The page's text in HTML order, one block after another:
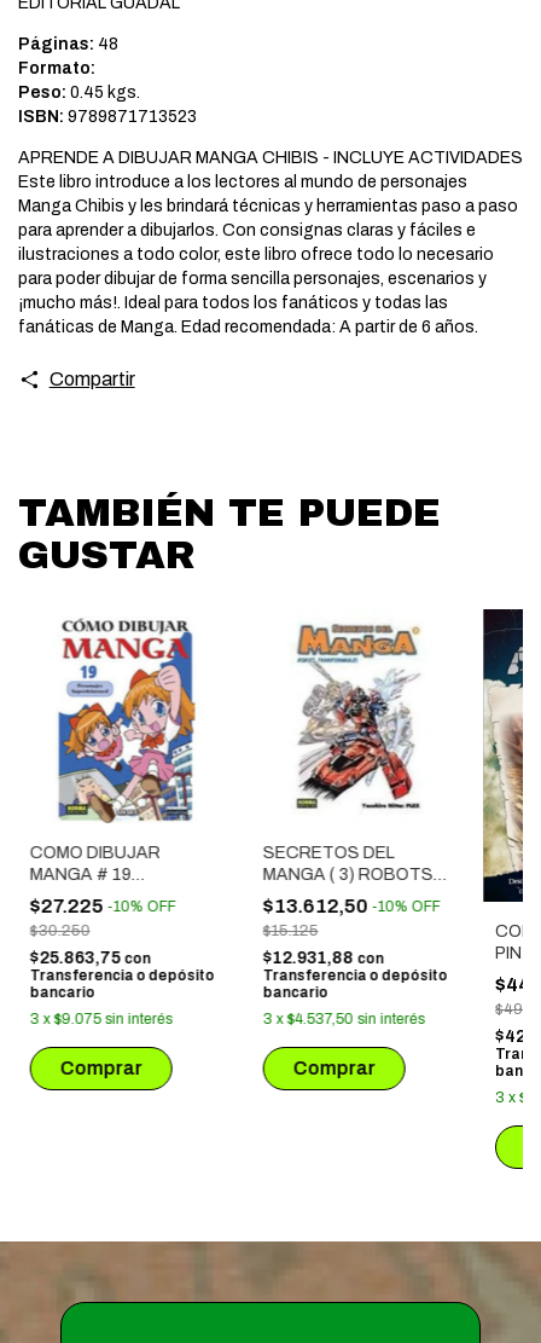
Páginas: 48
Formato:
Peso: 0.45 kgs.
ISBN: 9789871713523
APRENDE A DIBUJAR MANGA CHIBIS - INCLUYE ACTIVIDADES
Este libro introduce a los lectores al mundo de personajes
Manga Chibis y les brindará técnicas y herramientas paso a paso
para aprender a dibujarlos. Con consignas claras y fáciles e
ilustraciones a todo color, este libro ofrece todo lo necesario
para poder dibujar de forma sencilla personajes, escenarios y
¡mucho más!. Ideal para todos los fanáticos y todas las
fanáticas de Manga. Edad recomendada: A partir de 6 años.
Compartir
TAMBIÉN TE PUEDE
GUSTAR
COMO DIBUJAR
MANGA # 19
PERSONAJES
SUPERDEFORMED
$27.225 -10% OFF
$30.250
$25.863,75 con
Transferencia o depósito
bancario
3 x$9.075 sin interés
SECRETOS DEL
MANGA ( 3) ROBOTS
TRANSFORMABLES
$13.612,50 -10% OFF
$15.125
$12.931,88 con
Transferencia o depósito
bancario
3 x$4.537,50 sin interés
3 x